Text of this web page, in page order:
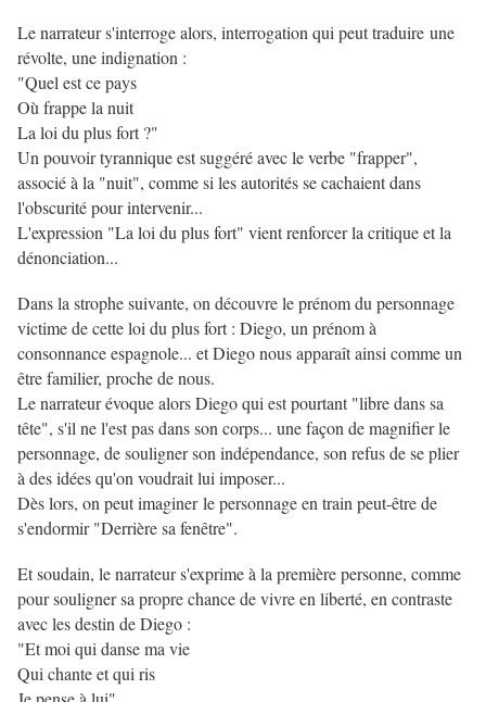
Le narrateur s'interroge alors, interrogation qui peut traduire une
révolte, une indignation :
"Quel est ce pays
Où frappe la nuit
La loi du plus fort ?"
Un pouvoir tyrannique est suggéré avec le verbe "frapper",
associé à la "nuit", comme si les autorités se cachaient dans
l'obscurité pour intervenir...
L'expression "La loi du plus fort" vient renforcer la critique et la
dénonciation...
Dans la strophe suivante, on découvre le prénom du personnage
victime de cette loi du plus fort : Diego, un prénom à
consonnance espagnole... et Diego nous apparaît ainsi comme un
être familier, proche de nous.
Le narrateur évoque alors Diego qui est pourtant "libre dans sa
tête", s'il ne l'est pas dans son corps... une façon de magnifier le
personnage, de souligner son indépendance, son refus de se plier
à des idées qu'on voudrait lui imposer...
Dès lors, on peut imaginer le personnage en train peut-être de
s'endormir "Derrière sa fenêtre".
Et soudain, le narrateur s'exprime à la première personne, comme
pour souligner sa propre chance de vivre en liberté, en contraste
avec les destin de Diego :
"Et moi qui danse ma vie
Qui chante et qui ris